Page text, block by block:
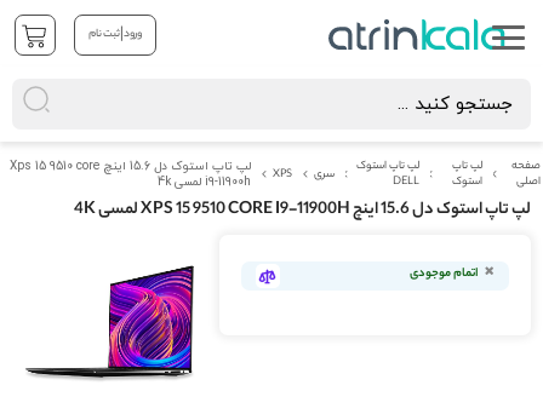
ورود|ثبت نام
صفحه
اصلی
لپ تاپ
استوک
لپ تاپ استوک
DELL
سری XPS
لپ تاپ استوک دل 15.6 اینچ Xps 15 9510 core
i9-11900h لمسی 4k
لپ تاپ استوک دل 15.6 اینچ XPS 15 9510 CORE I9-11900H لمسی 4K
به
انتهای
گالری
تصاویر
اتمام موجودی